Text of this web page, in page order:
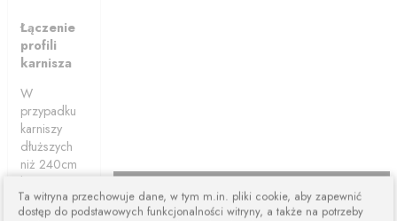
Łączenie
profili
karnisza
W
przypadku
karniszy
dłuższych
niż 240cm
karnisze są
łączone z
Ta witryna przechowuje dane, w tym m.in. pliki cookie, aby zapewnić
dostęp do podstawowych funkcjonalności witryny, a także na potrzeby